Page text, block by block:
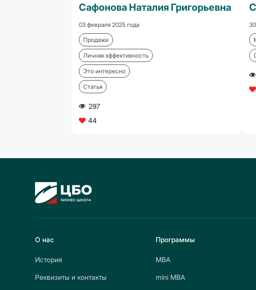
Сафонова Наталия Григорьевна
03 февраля 2025 года
Продажи
Личная эффективность
Это интересно
Статья
A 297
C 44
A
C
О нас
История
Реквизиты и контакты
Программы
МВА
mini МВА